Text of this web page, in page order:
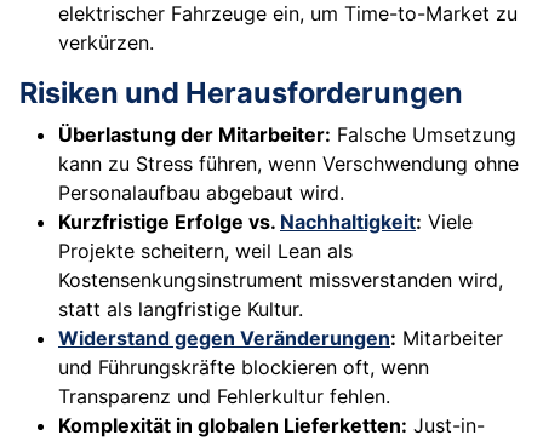
elektrischer Fahrzeuge ein, um Time-to-Market zu
verkürzen.
Risiken und Herausforderungen
Überlastung der Mitarbeiter: Falsche Umsetzung
kann zu Stress führen, wenn Verschwendung ohne
Personalaufbau abgebaut wird.
Kurzfristige Erfolge vs. Nachhaltigkeit: Viele
Projekte scheitern, weil Lean als
Kostensenkungsinstrument missverstanden wird,
statt als langfristige Kultur.
Widerstand gegen Veränderungen: Mitarbeiter
und Führungskräfte blockieren oft, wenn
Transparenz und Fehlerkultur fehlen.
Komplexität in globalen Lieferketten: Just-in-